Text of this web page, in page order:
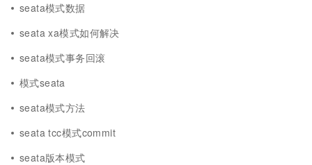
seata模式数据
seata xa模式如何解决
seata模式事务回滚
模式seata
seata模式方法
seata tcc模式commit
seata版本模式